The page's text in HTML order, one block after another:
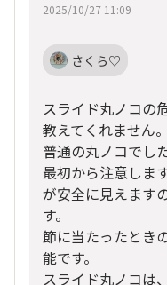
2025/10/27 11:09
さくら♡
スライド丸ノコの
教えてくれません。
普通の丸ノコでし
最初から注意しま
が安全に見えます
す。
節に当たったとき
能です。
スライド丸ノコは、